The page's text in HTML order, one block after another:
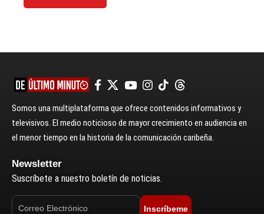
Somos una multiplataforma que ofrece contenidos informativos y
televisivos. El medio noticioso de mayor crecimiento en audiencia en
el menor tiempo en la historia de la comunicación caribeña.
Newsletter
Suscríbete a nuestro boletín de noticias.
Inscríbeme